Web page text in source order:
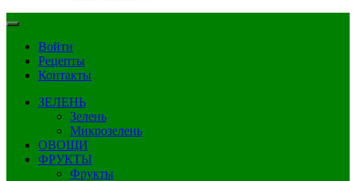
Войти
Рецепты
Контакты
ЗЕЛЕНЬ
Зелень
Микрозелень
ОВОЩИ
ФРУКТЫ
Фрукты